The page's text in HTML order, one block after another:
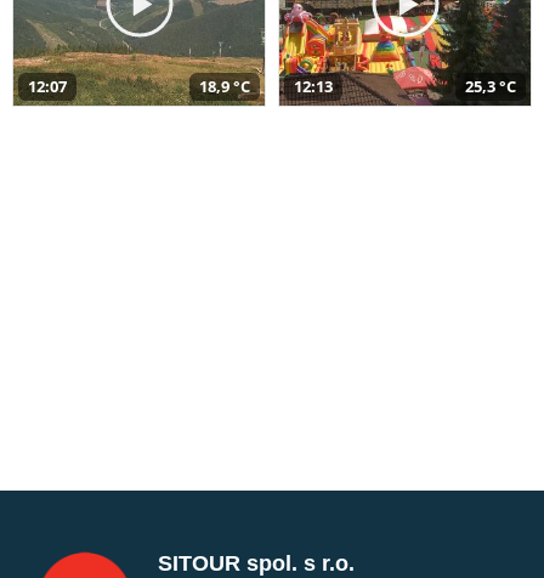
12:07 18,9 °C 12:13 25,3 °C
SITOUR spol. s r.o.